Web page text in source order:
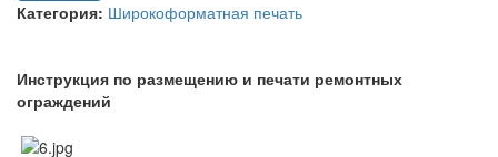
Категория: Широкоформатная печать
Инструкция по размещению и печати ремонтных
ограждений